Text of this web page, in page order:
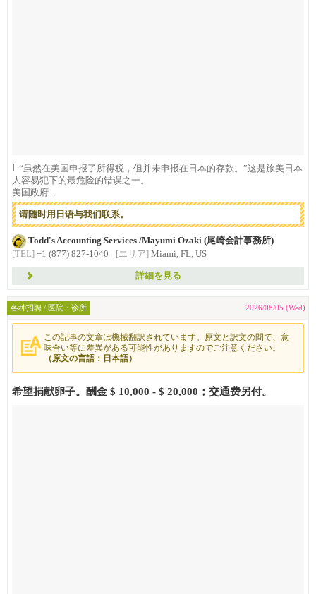
｢ “虽然在美国申报了所得税，但并未申报在日本的存款。”这是旅美日本
人容易犯下的最危险的错误之一。
美国政府...
请随时用日语与我们联系。
Todd's Accounting Services /Mayumi Ozaki (尾崎会計事務所)
[TEL] +1 (877) 827-1040 [エリア] Miami, FL, US
詳細を見る
各种招聘 / 医院・诊所 2026/08/05 (Wed)
この記事の文章は機械翻訳されています。原文と訳文の間で、意
味合い等に差異がある可能性がありますのでご注意ください。
（原文の言語：日本語）
希望捐献卵子。酬金 $ 10,000 - $ 20,000；交通费另付。